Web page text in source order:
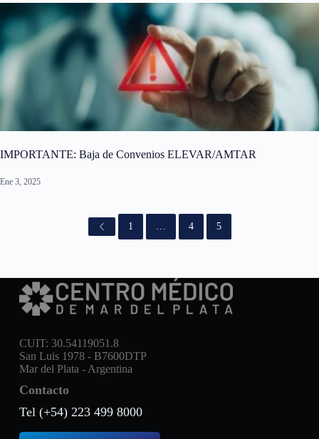
IMPORTANTE: Baja de Convenios ELEVAR/AMTAR
Ene 3, 2025
1 … 4 5
CUIT: 30.54119051.8
San Luis 1978 - B7600DTP
Mar del Plata - Argentina
Contacto
Tel (+54) 223 499 8000